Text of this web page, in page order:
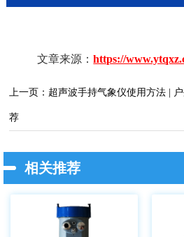
文章来源：https://
上一页： 超声波手持气象仪使用方法 |
荐
相关推荐